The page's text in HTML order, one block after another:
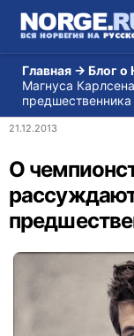
Главная → Блог о
Магнуса
21.12.2013
О